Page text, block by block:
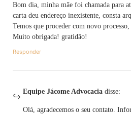
Bom dia, minha mãe foi chamada para
carta deu endereço inexistente, consta
Temos que proceder com novo
Muito obrigada! gratidão!
Responder
Equipe Jácome Advocacia disse:
Olá, agradecemos o seu contato.